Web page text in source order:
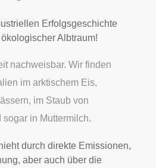
Erfolgsgeschichte
Albtraum!
nachweisbar. Wir finden
im arktischem Eis,
im Staub von
in Muttermilch.
durch direkte Emissionen,
aber auch über die